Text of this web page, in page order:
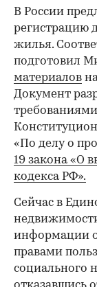
В России
регистрацию
жилья.
подготовил
материалов
Документ
«По делу о
19 закона «О
кодекса РФ».
Сейчас в
информации
правами
социального